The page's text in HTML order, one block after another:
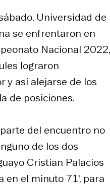
Universidad de
se enfrentaron en
Nacional 2022,
lograron
y así alejarse de los
de posiciones.
del encuentro no
de los dos
Cristian Palacios
el minuto 71′, para